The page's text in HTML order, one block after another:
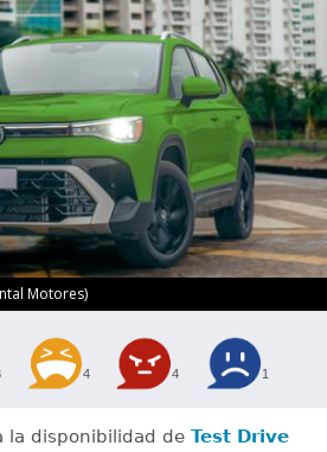
Motores)
4 4 1
la disponibilidad de Test Drive